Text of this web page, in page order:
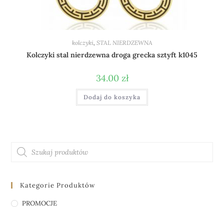
kolczyki, STAL NIERDZEWNA
Kolczyki stal nierdzewna droga grecka sztyft k1045
34.00 zł
Dodaj do koszyka
Kategorie Produktów
PROMOCJE